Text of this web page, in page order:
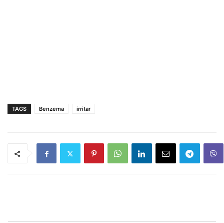
TAGS Benzema irritar